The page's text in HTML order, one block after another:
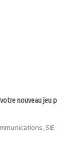
nouveau jeu
SIE